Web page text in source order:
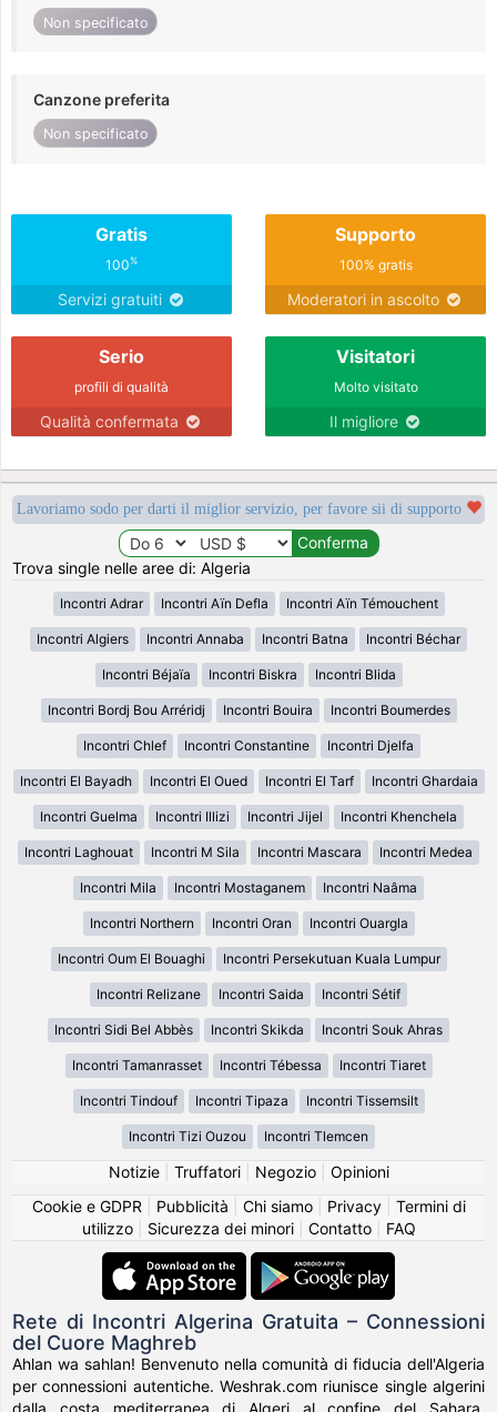
Non specificato
Canzone preferita
Non specificato
Gratis
100%
Servizi gratuiti
Supporto
100% gratis
Moderatori in ascolto
Serio
profili di qualità
Qualità confermata
Visitatori
Molto visitato
Il migliore
Lavoriamo sodo per darti il miglior servizio, per favore sii di supporto
Trova single nelle aree di: Algeria
Incontri Adrar Incontri Aïn Defla Incontri Aïn Témouchent
Incontri Algiers Incontri Annaba Incontri Batna Incontri Béchar
Incontri Béjaïa Incontri Biskra Incontri Blida
Incontri Bordj Bou Arréridj Incontri Bouira Incontri Boumerdes
Incontri Chlef Incontri Constantine Incontri Djelfa
Incontri El Bayadh Incontri El Oued Incontri El Tarf Incontri Ghardaia
Incontri Guelma Incontri Illizi Incontri Jijel Incontri Khenchela
Incontri Laghouat Incontri M Sila Incontri Mascara Incontri Medea
Incontri Mila Incontri Mostaganem Incontri Naâma
Incontri Northern Incontri Oran Incontri Ouargla
Incontri Oum El Bouaghi Incontri Persekutuan Kuala Lumpur
Incontri Relizane Incontri Saida Incontri Sétif
Incontri Sidi Bel Abbès Incontri Skikda Incontri Souk Ahras
Incontri Tamanrasset Incontri Tébessa Incontri Tiaret
Incontri Tindouf Incontri Tipaza Incontri Tissemsilt
Incontri Tizi Ouzou Incontri Tlemcen
Notizie| Truffatori| Negozio| Opinioni
Cookie e GDPR
Pubblicità Chi siamo| Privacy| Termini di
utilizzo| Sicurezza dei minori| Contatto| FAQ
Rete di Incontri Algerina Gratuita – Connessioni
del Cuore Maghreb
Ahlan wa sahlan! Benvenuto nella comunità di fiducia dell'Algeria
per connessioni autentiche. Weshrak.com riunisce single algerini
dalla costa mediterranea di Algeri al confine del Sahara,